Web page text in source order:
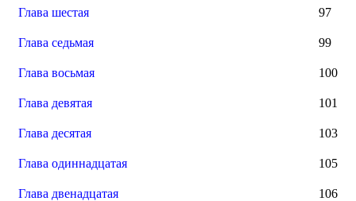
Глава шестая 97
Глава седьмая 99
Глава восьмая 100
Глава девятая 101
Глава десятая 103
Глава одиннадцатая 105
Глава двенадцатая 106